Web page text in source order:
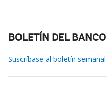
BOLETÍN DEL
Suscríbase al boletín